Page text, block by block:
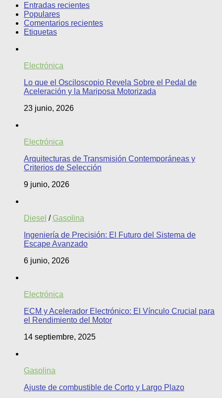
Entradas recientes
Populares
Comentarios recientes
Etiquetas
Electrónica
Lo que el Osciloscopio Revela Sobre el Pedal de
Aceleración y la Mariposa Motorizada
23 junio, 2026
Electrónica
Arquitecturas de Transmisión Contemporáneas y
Criterios de Selección
9 junio, 2026
Diesel / Gasolina
Ingeniería de Precisión: El Futuro del Sistema de
Escape Avanzado
6 junio, 2026
Electrónica
ECM y Acelerador Electrónico: El Vínculo Crucial para
el Rendimiento del Motor
14 septiembre, 2025
Gasolina
Ajuste de combustible de Corto y Largo Plazo